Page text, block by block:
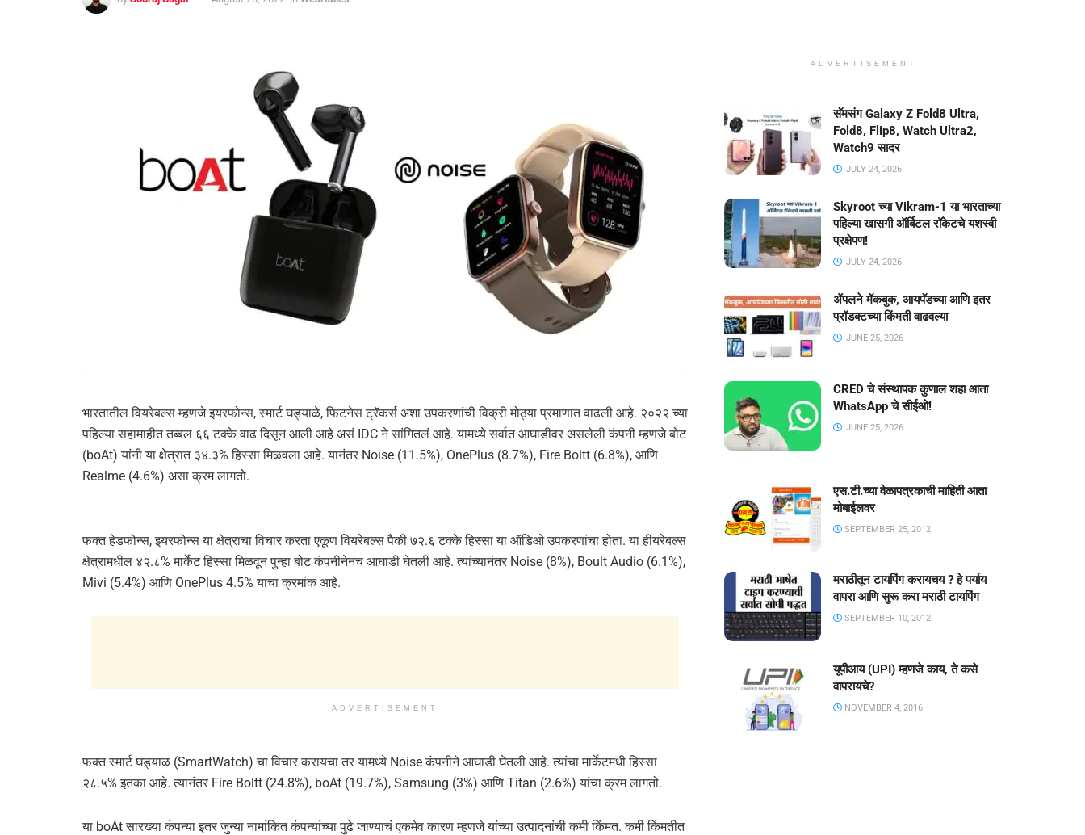
भारतातील वियरेबल्स म्हणजे इयरफोन्स, स्मार्ट घड्याळे, फिटनेस ट्रॅकर्स अशा उपकरणांची विक्री मोठ्या प्रमाणात वाढली आहे. २०२२ च्या
पहिल्या सहामाहीत तब्बल ६६ टक्के वाढ दिसून आली आहे असं IDC ने सांगितलं आहे. यामध्ये सर्वात आघाडीवर असलेली कंपनी म्हणजे बोट
(boAt) यांनी या क्षेत्रात ३४.३% हिस्सा मिळवला आहे. यानंतर Noise (11.5%), OnePlus (8.7%), Fire Boltt (6.8%), आणि
Realme (4.6%) असा क्रम लागतो.
फक्त हेडफोन्स, इयरफोन्स या क्षेत्राचा विचार करता एकूण वियरेबल्स पैकी ७२.६ टक्के हिस्सा या ऑडिओ उपकरणांचा होता. या हीयरेबल्स
क्षेत्रामधील ४२.८% मार्केट हिस्सा मिळवून पुन्हा बोट कंपनीनेनंच आघाडी घेतली आहे. त्यांच्यानंतर Noise (8%), Boult Audio (6.1%),
Mivi (5.4%) आणि OnePlus 4.5% यांचा क्रमांक आहे.
ADVERTISEMENT
फक्त स्मार्ट घड्याळ (SmartWatch) चा विचार करायचा तर यामध्ये Noise कंपनीने आघाडी घेतली आहे. त्यांचा मार्केटमधी हिस्सा
२८.५% इतका आहे. त्यानंतर Fire Boltt (24.8%), boAt (19.7%), Samsung (3%) आणि Titan (2.6%) यांचा क्रम लागतो.
या boAt सारख्या कंपन्या इतर जुन्या नामांकित कंपन्यांच्या पुढे जाण्याचं एकमेव कारण म्हणजे यांच्या उत्पादनांची कमी किंमत. कमी किंमतीत
ADVERTISEMENT
सॅमसंग Galaxy Z Fold8 Ultra,
Fold8, Flip8, Watch Ultra2,
Watch9 सादर
JULY 24, 2026
Skyroot च्या Vikram-1 या भारताच्या
पहिल्या खासगी ऑर्बिटल रॉकेटचे यशस्वी
प्रक्षेपण!
JULY 24, 2026
ॲपलने मॅकबुक, आयपॅडच्या आणि इतर
प्रॉडक्टच्या किंमती वाढवल्या
JUNE 25, 2026
CRED चे संस्थापक कुणाल शहा आता
WhatsApp चे सीईओ!
JUNE 25, 2026
एस.टी.च्या वेळापत्रकाची माहिती आता
मोबाईलवर
SEPTEMBER 25, 2012
मराठीतून टायपिंग करायचय ? हे पर्याय
वापरा आणि सुरू करा मराठी टायपिंग
SEPTEMBER 10, 2012
यूपीआय (UPI) म्हणजे काय, ते कसे
वापरायचे?
NOVEMBER 4, 2016